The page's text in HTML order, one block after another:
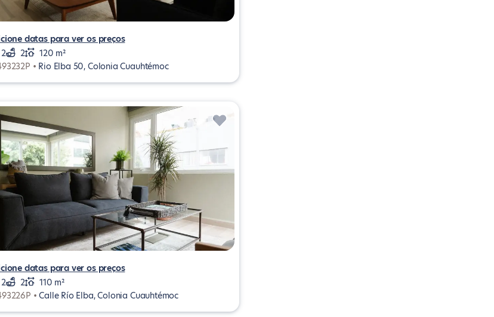
datas para ver os preços
2
2
120 m²
• Rio Elba 50, Colonia Cuauhtémoc
datas para ver os preços
2
2
110 m²
•Calle Río Elba, Colonia Cuauhtémoc